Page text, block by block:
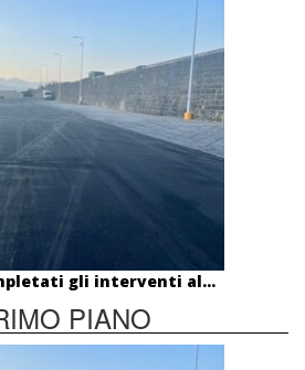
gli interventi al...
PIANO